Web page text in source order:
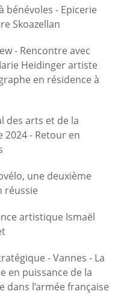
bénévoles - Epicerie
Skoazellan
- Rencontre avec
Heidinger artiste
en résidence à
des arts et de la
2024 - Retour en
une deuxième
réussie
artistique Ismaël
- Vannes - La
en puissance de la
dans l’armée française